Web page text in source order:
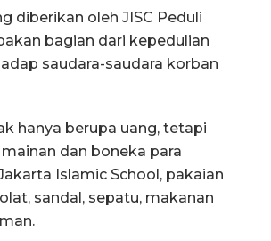
diberikan oleh JISC Peduli
bagian dari kepedulian
saudara-saudara korban
hanya berupa uang, tetapi
dan boneka para
Islamic School, pakaian
sandal, sepatu, makanan